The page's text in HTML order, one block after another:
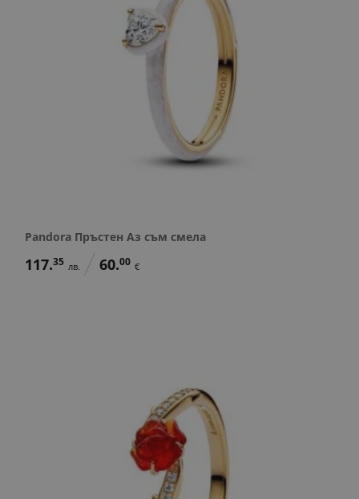
Pandora Пръстен Аз съм смела
117.35 лв. 60.00 €